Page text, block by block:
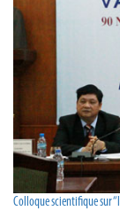
Colloque scientifique sur